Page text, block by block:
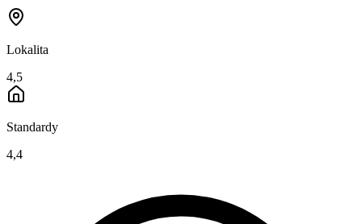
Lokalita
4,5
Standardy
4,4